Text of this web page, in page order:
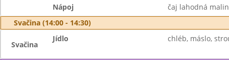
Nápoj
čaj lahodná
Svačina (14:00 - 14:30)
Svačina
Jídlo chléb, máslo,